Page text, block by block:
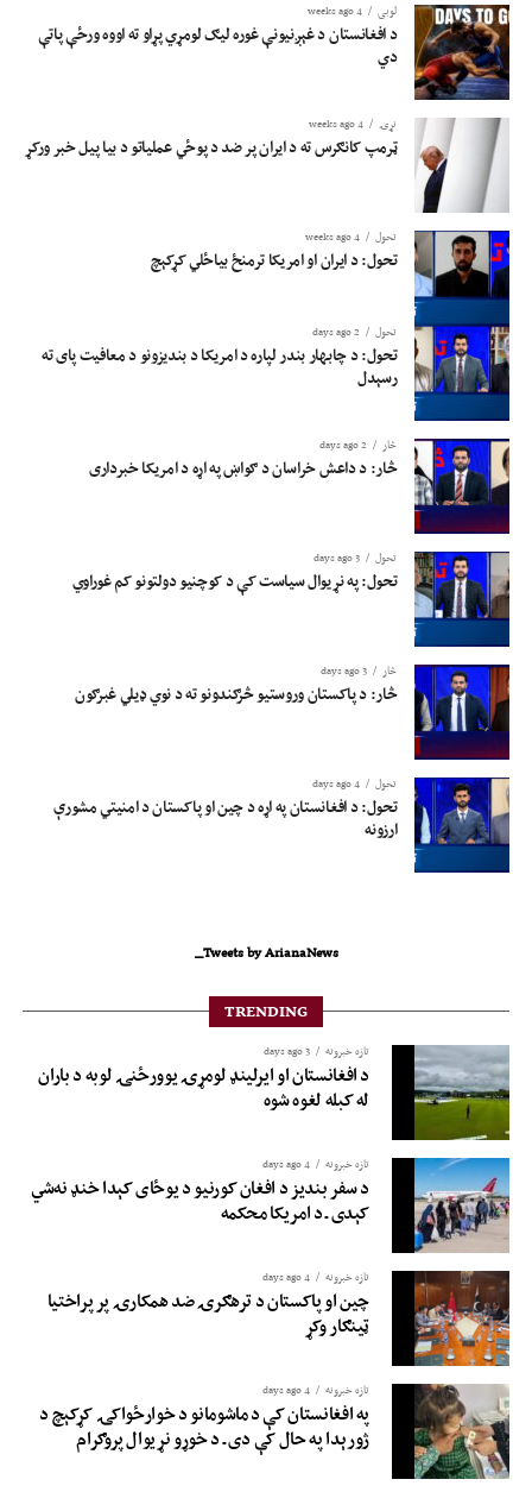
لوبی 4 weeks ago
د افغانستان د غېږنیونې غوره لیګ لومړي پړاو ته اووه ورځې پاتې
دي
نړۍ 4 weeks ago
ټرمپ کانګرس ته د ایران پر ضد د پوځي عملیاتو د بیا پیل خبر ورکړ
تحول 4 weeks ago
تحول: د ایران او امریکا ترمنځ بیاځلي کړکېچ
تحول 2 days ago
تحول: د چابهار بندر لپاره د امریکا د بندیزونو د معافیت پای ته
رسېدل
څار 2 days ago
څار: د داعش خراسان د ګواښ په اړه د امریکا خبرداری
تحول 3 days ago
تحول: په نړیوال سیاست کې د کوچنیو دولتونو کم غوراوي
څار 3 days ago
څار: د پاکستان وروستیو څرګندونو ته د نوي ډیلي غبرګون
تحول 4 days ago
تحول: د افغانستان په اړه د چین او پاکستان د امنیتي مشورې
ارزونه
Tweets by ArianaNews_
TRENDING
تازه خبرونه 3 days ago
د افغانستان او ایرلینډ لومړۍ یوورځنۍ لوبه د باران
له کبله لغوه شوه
تازه خبرونه 4 days ago
د سفر بندیز د افغان کورنیو د یوځای کېدا خنډ نه‌شي
کېدی ـ د امریکا محکمه
تازه خبرونه 4 days ago
چین او پاکستان د ترهګرۍ ضد همکارۍ پر پراختیا
ټینګار وکړ
تازه خبرونه 4 days ago
په افغانستان کې د ماشومانو د خوارځواکۍ کړکېچ د
ژورېدا په حال کې دی ـ د خوړو نړیوال پروګرام